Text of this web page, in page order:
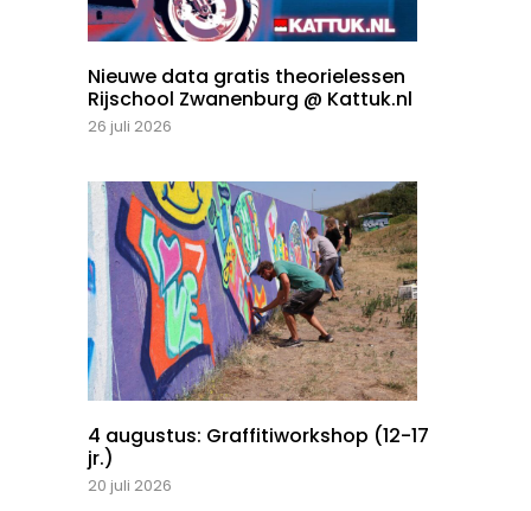
Nieuwe data gratis theorielessen
Rijschool Zwanenburg @ Kattuk.nl
26 juli 2026
4 augustus: Graffitiworkshop (12-17
jr.)
20 juli 2026